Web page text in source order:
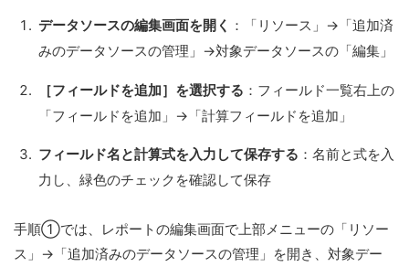
データソースの編集画面を開く ：「リソース」→「追加済
みのデータソースの管理」→対象データソースの「編集」
［フィールドを追加］を選択する ：フィールド一覧右上の
「フィールドを追加」→「計算フィールドを追加」
フィールド名と計算式を入力して保存する ：名前と式を入
力し、緑色のチェックを確認して保存
手順①では、レポートの編集画面で上部メニューの「リソー
ス」→「追加済みのデータソースの管理」を開き、対象デー